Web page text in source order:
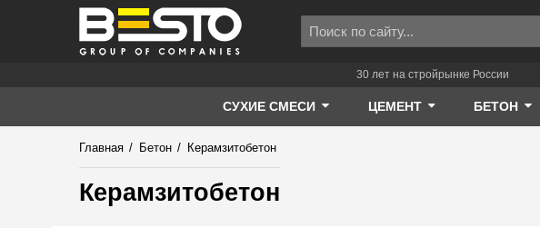
30 лет на стройрынке России
СУХИЕ СМЕСИ ЦЕМЕНТ БЕТОН
Главная / Бетон / Керамзитобетон
Керамзитобетон